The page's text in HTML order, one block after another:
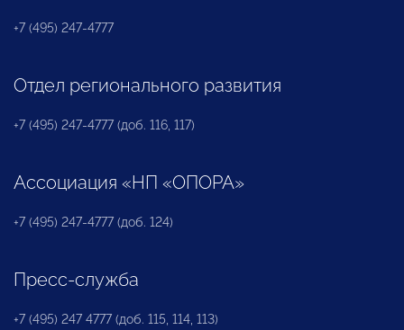
+7 (495) 247-4777
Отдел регионального развития
+7 (495) 247-4777 (доб. 116, 117)
Ассоциация «НП «ОПОРА»
+7 (495) 247-4777 (доб. 124)
Пресс-служба
+7 (495) 247 4777 (доб. 115, 114, 113)